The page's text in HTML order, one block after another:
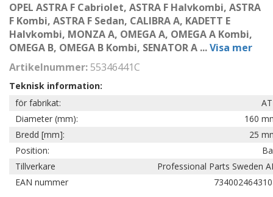
OPEL ASTRA F Cabriolet, ASTRA F Halvkombi, ASTRA
F Kombi, ASTRA F Sedan, CALIBRA A, KADETT E
Halvkombi, MONZA A, OMEGA A, OMEGA A Kombi,
OMEGA B, OMEGA B Kombi, SENATOR A ...Visa mer
Artikelnummer: 55346441C
Teknisk information:
för fabrikat:
Diameter (mm):
160
Bredd [mm]:
25
Position:
Tillverkare
Professional Parts Sweden
EAN nummer